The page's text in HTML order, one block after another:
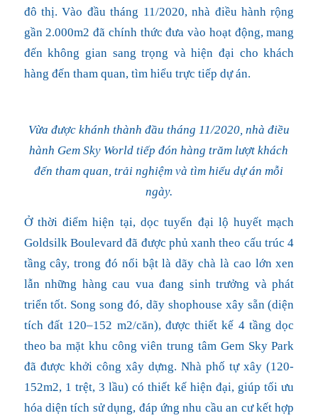
đô thị. Vào đầu tháng 11/2020, nhà điều hành rộng
gần 2.000m2 đã chính thức đưa vào hoạt động, mang
đến không gian sang trọng và hiện đại cho khách
hàng đến tham quan, tìm hiểu trực tiếp dự án.
Vừa được khánh thành đầu tháng 11/2020, nhà điều
hành Gem Sky World tiếp đón hàng trăm lượt khách
đến tham quan, trải nghiệm và tìm hiểu dự án mỗi
ngày.
Ở thời điểm hiện tại, dọc tuyến đại lộ huyết mạch
Goldsilk Boulevard đã được phủ xanh theo cấu trúc 4
tầng cây, trong đó nổi bật là dãy chà là cao lớn xen
lẫn những hàng cau vua đang sinh trưởng và phát
triển tốt. Song song đó, dãy shophouse xây sẵn (diện
tích đất 120–152 m2/căn), được thiết kế 4 tầng dọc
theo ba mặt khu công viên trung tâm Gem Sky Park
đã được khởi công xây dựng. Nhà phố tự xây (120-
152m2, 1 trệt, 3 lầu) có thiết kế hiện đại, giúp tối ưu
hóa diện tích sử dụng, đáp ứng nhu cầu an cư kết hợp